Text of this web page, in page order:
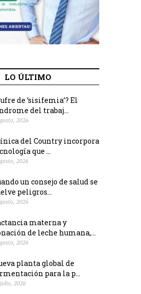
LO ÚLTIMO
de ‘sisifemia’? El
del trabaj...
2026
del Country incorpora
que ...
2026
un consejo de salud se
peligros...
2026
materna y
de leche humana,...
2026
planta global de
para la p...
2026